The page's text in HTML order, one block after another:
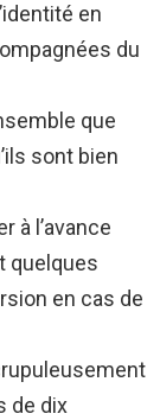
en
du
que
sont bien
à l’avance
quelques
en cas de
de dix